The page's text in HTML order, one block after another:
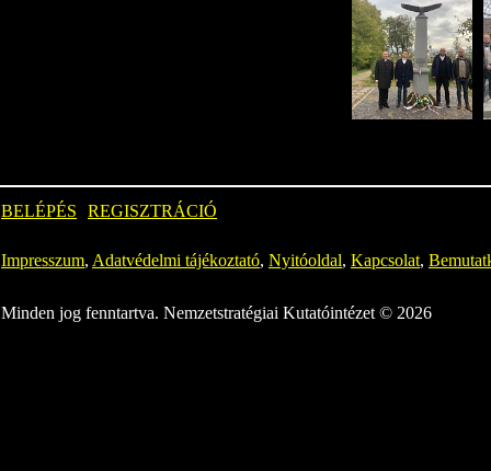
BELÉPÉS REGISZTRÁCIÓ
Impresszum, Adatvédelmi tájékoztató, Nyitóoldal, Kapcsolat,
Minden jog fenntartva. Nemzetstratégiai Kutatóintézet © 2026